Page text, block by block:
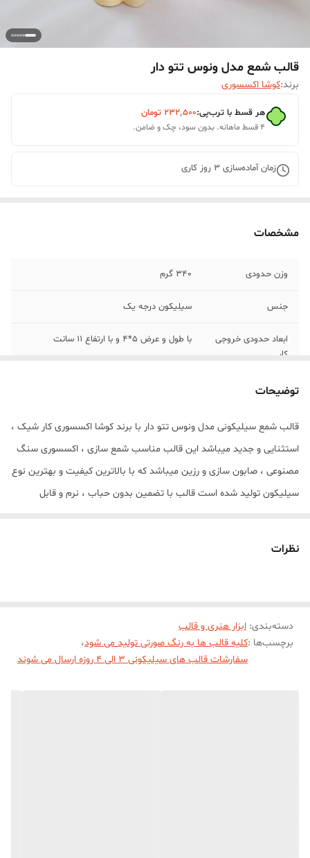
قالب شمع مدل ونوس تتو دار
برند:کوشا اکسسوری
هر قسط با ترب‌پی:۲۳۲٬۵۰۰ تومان
۴ قسط ماهانه. بدون سود، چک و ضامن.
زمان آماده‌سازی 3 روز کاری
مشخصات
وزن حدودی 340 گرم
جنس سیلیکون درجه یک
ابعاد حدودی خروجی
کار
با طول و عرض 5*4 و با ارتفاع 11 سانت
توضیحات
قالب شمع سیلیکونی مدل ونوس تتو دار با برند کوشا اکسسوری کار شیک ،
استثنایی و جدید میباشد این قالب مناسب شمع سازی ، اکسسوری سنگ
مصنوعی ، صابون سازی و رزین میباشد که با بالاترین کیفیت و بهترین نوع
سیلیکون تولید شده است قالب با تضمین بدون حباب ، نرم و قابل
نظرات
دسته‌بندی: ابزار هنری و قالب
برچسب‌ها :کلیه قالب ها به رنگ صورتی تولید می شود،
سفارشات قالب های سیلیکونی 3 الی 4 روزه ارسال می شوند